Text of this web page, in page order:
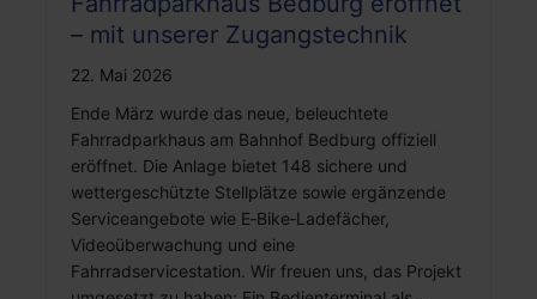
– mit unserer Zugangstechnik
22. Mai 2026
Ende März wurde das neue, beleuchtete
Fahrradparkhaus am Bahnhof Bedburg offiziell
eröffnet. Die Anlage bietet 148 sichere und
wettergeschützte Stellplätze sowie ergänzende
Serviceangebote wie E‑Bike‑Ladefächer,
Videoüberwachung und eine
Fahrradservicestation. Wir freuen uns, das Projekt